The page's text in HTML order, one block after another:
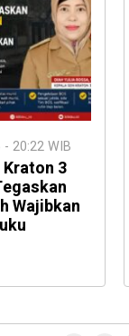
20:22 WIB
Kraton 3
Wajibkan